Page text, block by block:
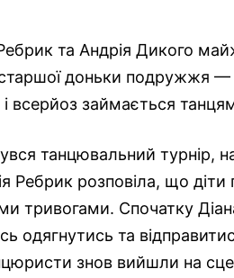
Ребрик та Андрія Дикого
доньки подружжя —
всерйоз займається
танцювальний турнір,
Ребрик розповіла, що діти
тривогами. Спочатку
одягнутись та
знов вийшли на